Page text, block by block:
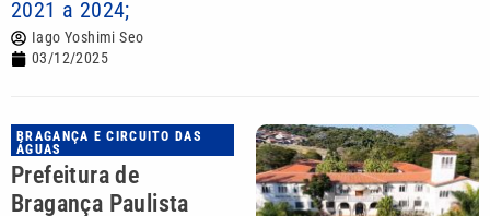
2021 a 2024;
Iago Yoshimi Seo
03/12/2025
BRAGANÇA E CIRCUITO DAS
ÁGUAS
Prefeitura de
Bragança Paulista